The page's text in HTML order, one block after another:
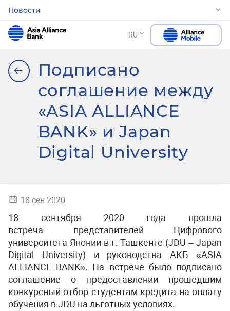
Новости
RU
Подписано
соглашение между
«ASIA ALLIANCE
BANK» и Japan
Digital University
18 сен 2020
18 сентября 2020 года прошла
встреча представителей Цифрового
университета Японии в г. Ташкенте (JDU – Japan
Digital University) и руководства АКБ «ASIA
ALLIANCE BANK». На встрече было подписано
соглашение о предоставлении прошедшим
конкурсный отбор студентам кредита на оплату
обучения в JDU на льготных условиях.